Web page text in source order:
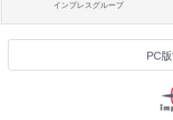
インプレスグループ
PC